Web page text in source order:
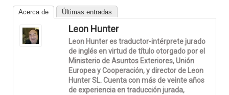
Acerca de Últimas entradas
Leon Hunter
Leon Hunter es traductor-intérprete jurado
de inglés en virtud de título otorgado por el
Ministerio de Asuntos Exteriores, Unión
Europea y Cooperación, y director de Leon
Hunter SL. Cuenta con más de veinte años
de experiencia en traducción jurada,